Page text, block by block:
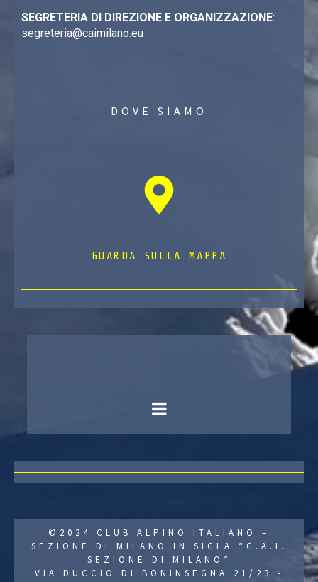
SEGRETERIA DI DIREZIONE E ORGANIZZAZIONE:
segreteria@caimilano.eu
DOVE SIAMO
GUARDA SULLA MAPPA
©2024 CLUB ALPINO ITALIANO –
SEZIONE DI MILANO IN SIGLA “C.A.I.
SEZIONE DI MILANO”
VIA DUCCIO DI BONINSEGNA 21/23 -